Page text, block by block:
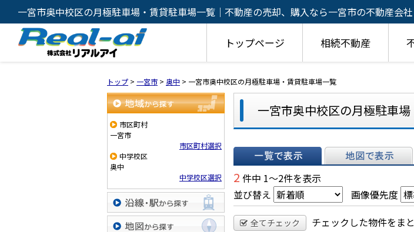
一宮市奥中校区の月極駐車場・賃貸駐車場一覧｜不動産の売却、購入なら一宮市の不動産会
ルアイ
トップページ 相続不動産
トップ > 一宮市 > 奥中 > 一宮市奥中校区の月極駐車場・賃貸駐車場一覧
地域から探す
市区町村
一宮市
市区町村選択
中学校区
奥中
中学校区選択
沿線・駅から探す
一宮市奥中校区の月極駐車
一覧で表示
2 件中 1～2件を表示
並び替え
画像優先度
全てチェック チェックした物件をま